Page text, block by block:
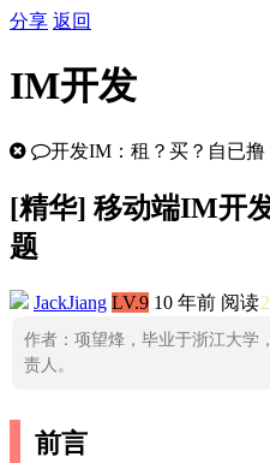
分享 返回
IM开发
开发IM：租？买？自已撸
[精华] 移动端IM开
题
JackJiang LV.9 10 年前 阅读
作者：项望烽，毕业于浙江大
责人。
前言